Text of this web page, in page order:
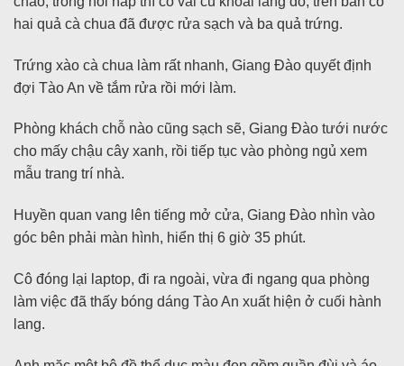
hai quả cà chua đã được rửa sạch và ba quả trứng.
Trứng xào cà chua làm rất nhanh, Giang Đào quyết định
đợi Tào An về tắm rửa rồi mới làm.
Phòng khách chỗ nào cũng sạch sẽ, Giang Đào tưới nước
cho mấy chậu cây xanh, rồi tiếp tục vào phòng ngủ xem
mẫu trang trí nhà.
Huyền quan vang lên tiếng mở cửa, Giang Đào nhìn vào
góc bên phải màn hình, hiển thị 6 giờ 35 phút.
Cô đóng lại laptop, đi ra ngoài, vừa đi ngang qua phòng
làm việc đã thấy bóng dáng Tào An xuất hiện ở cuối hành
lang.